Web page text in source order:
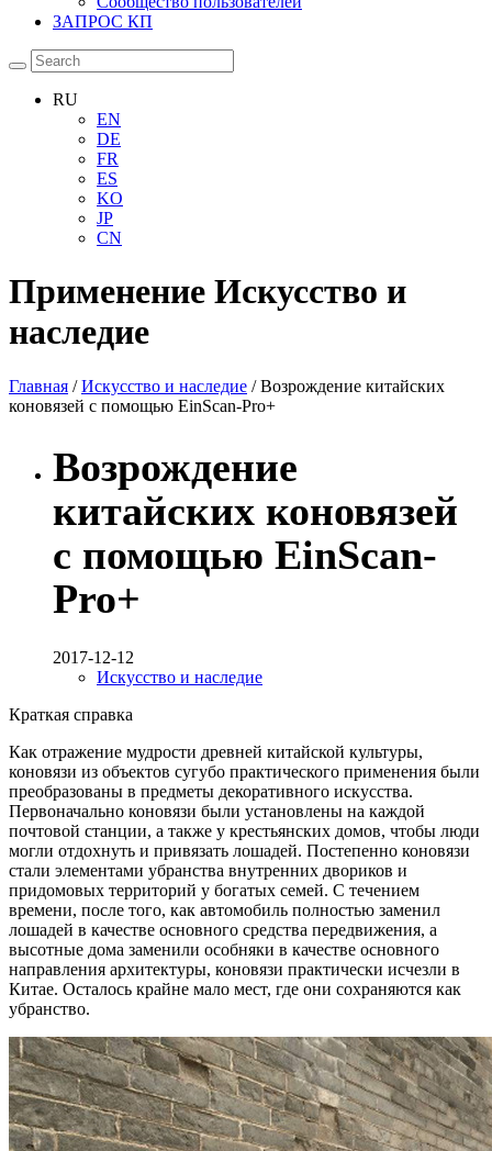
ЗАПРОС КП
RU
EN
DE
FR
ES
KO
JP
CN
Применение Искусство и
наследие
Главная /Искусство и наследие / Возрождение китайских
коновязей с помощью EinScan-Pro+
Возрождение
китайских коновязей
с помощью EinScan-
Pro+
2017-12-12
Искусство и наследие
Краткая справка
Как отражение мудрости древней китайской культуры,
коновязи из объектов сугубо практического применения были
преобразованы в предметы декоративного искусства.
Первоначально коновязи были установлены на каждой
почтовой станции, а также у крестьянских домов, чтобы люди
могли отдохнуть и привязать лошадей. Постепенно коновязи
стали элементами убранства внутренних двориков и
придомовых территорий у богатых семей. С течением
времени, после того, как автомобиль полностью заменил
лошадей в качестве основного средства передвижения, а
высотные дома заменили особняки в качестве основного
направления архитектуры, коновязи практически исчезли в
Китае. Осталось крайне мало мест, где они сохраняются как
убранство.